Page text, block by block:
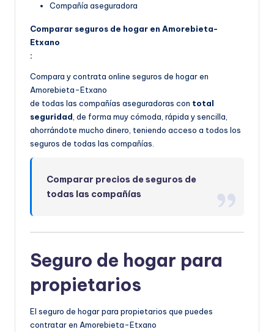
Compañía aseguradora
Comparar seguros de hogar en Amorebieta-
Etxano
:
Compara y contrata online seguros de hogar en
Amorebieta-Etxano
de todas las compañías aseguradoras con total
seguridad, de forma muy cómoda, rápida y sencilla,
ahorrándote mucho dinero, teniendo acceso a todos los
seguros de todas las compañías.
Comparar precios de seguros de
todas las compañías
Seguro de hogar para
propietarios
El seguro de hogar para propietarios que puedes
contratar en Amorebieta-Etxano